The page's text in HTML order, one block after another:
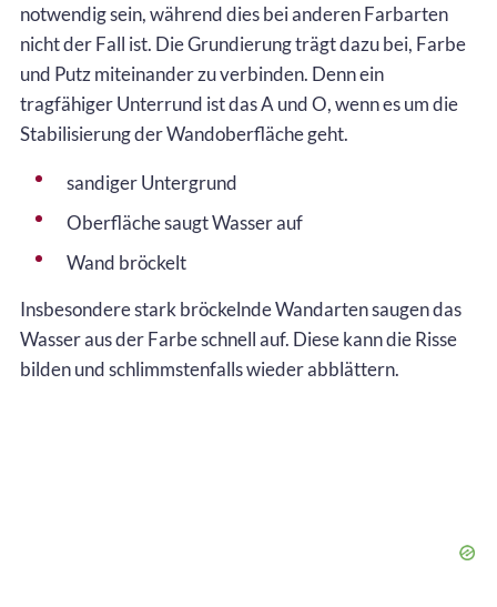
notwendig sein, während dies bei anderen Farbarten
nicht der Fall ist. Die Grundierung trägt dazu bei, Farbe
und Putz miteinander zu verbinden. Denn ein
tragfähiger Unterrund ist das A und O, wenn es um die
Stabilisierung der Wandoberfläche geht.
sandiger Untergrund
Oberfläche saugt Wasser auf
Wand bröckelt
Insbesondere stark bröckelnde Wandarten saugen das
Wasser aus der Farbe schnell auf. Diese kann die Risse
bilden und schlimmstenfalls wieder abblättern.